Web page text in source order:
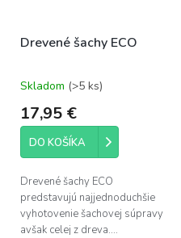
Drevené šachy ECO
Priemerné
produktu
5,0
5
hviezdičiek.
Skladom (>5 ks)
17,95 €
DO KOŠÍKA
Drevené šachy ECO
predstavujú najjednoduchšie
vyhotovenie šachovej súpravy
avšak celej z dreva....